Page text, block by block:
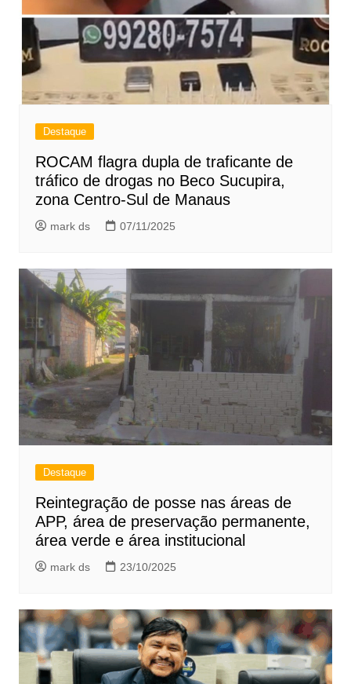
Destaque
ROCAM flagra dupla de traficante de
tráfico de drogas no Beco Sucupira,
zona Centro-Sul de Manaus
mark ds 07/11/2025
Destaque
Reintegração de posse nas áreas de
APP, área de preservação permanente,
área verde e área institucional
mark ds 23/10/2025